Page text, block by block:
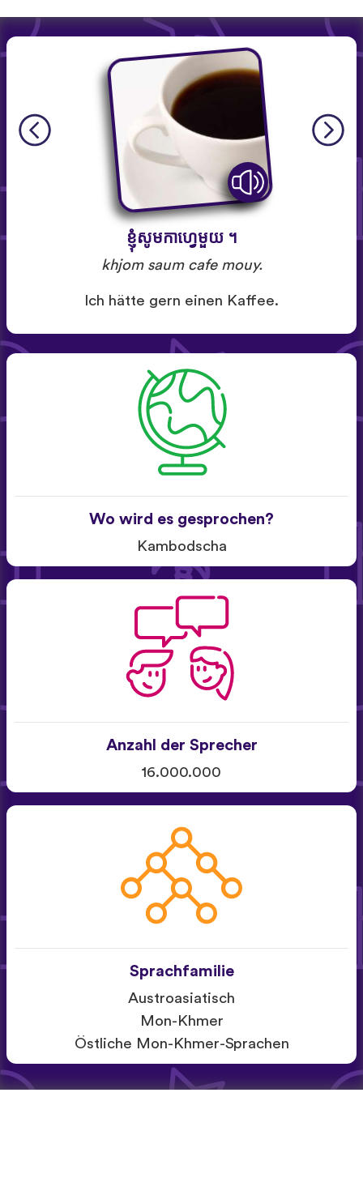
ខ្ញុំ​សូម​កាហ្វេ​មួយ ។
khjom saum cafe mouy.
Ich hätte gern einen Kaffee.
Wo wird es gesprochen?
Kambodscha
Anzahl der Sprecher
16.000.000
Sprachfamilie
Austroasiatisch
Mon-Khmer
Östliche Mon-Khmer-Sprachen